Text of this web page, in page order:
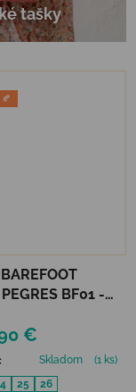
tašky
🍂
BF01 -
€
Skladom
(1 ks)
25
26